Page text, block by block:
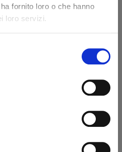
fornito loro o che hanno
loro servizi.
Code: 14218L